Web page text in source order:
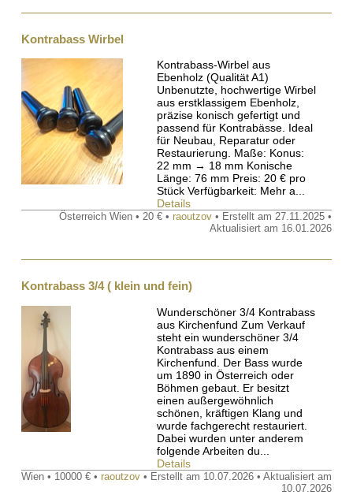
Kontrabass Wirbel
Kontrabass-Wirbel aus
Ebenholz (Qualität A1)
Unbenutzte, hochwertige Wirbel
aus erstklassigem Ebenholz,
präzise konisch gefertigt und
passend für Kontrabässe. Ideal
für Neubau, Reparatur oder
Restaurierung. Maße: Konus:
22 mm → 18 mm Konische
Länge: 76 mm Preis: 20 € pro
Stück Verfügbarkeit: Mehr a...
Details
Österreich Wien • 20 € • raoutzov • Erstellt am 27.11.2025 •
Aktualisiert am 16.01.2026
Kontrabass 3/4 ( klein und fein)
Wunderschöner 3/4 Kontrabass
aus Kirchenfund Zum Verkauf
steht ein wunderschöner 3/4
Kontrabass aus einem
Kirchenfund. Der Bass wurde
um 1890 in Österreich oder
Böhmen gebaut. Er besitzt
einen außergewöhnlich
schönen, kräftigen Klang und
wurde fachgerecht restauriert.
Dabei wurden unter anderem
folgende Arbeiten du...
Details
Wien • 10000 € • raoutzov • Erstellt am 10.07.2026 • Aktualisiert am
10.07.2026